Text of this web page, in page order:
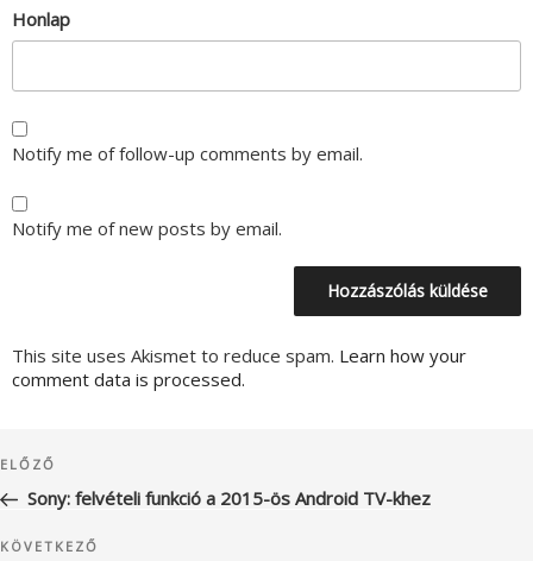
Honlap
Notify me of follow-up comments by email.
Notify me of new posts by email.
This site uses Akismet to reduce spam. Learn how your
comment data is processed.
navigáció
Korábbi
bejegyzés
ELŐZŐ
Sony: felvételi funkció a 2015-ös Android TV-khez
Következő
KÖVETKEZŐ